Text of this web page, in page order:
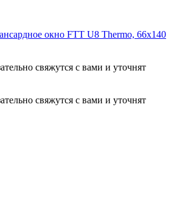
окно FTT U8 Thermo, 66х140
свяжутся с вами и уточнят
свяжутся с вами и уточнят